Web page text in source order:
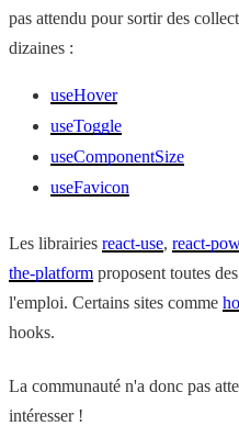
pas attendu pour sortir des
dizaines :
useHover
useToggle
useComponentSize
useFavicon
Les librairies react-use, react-
the-platform proposent toutes
l'emploi. Certains sites comme
hooks.
La communauté n'a donc pas
intéresser !